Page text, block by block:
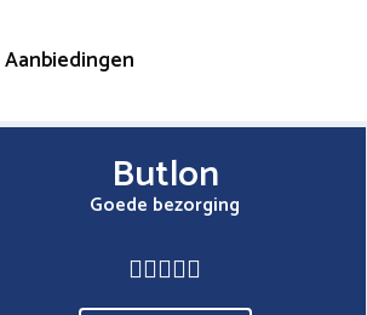
Aanbiedingen
Butlon
Goede bezorging